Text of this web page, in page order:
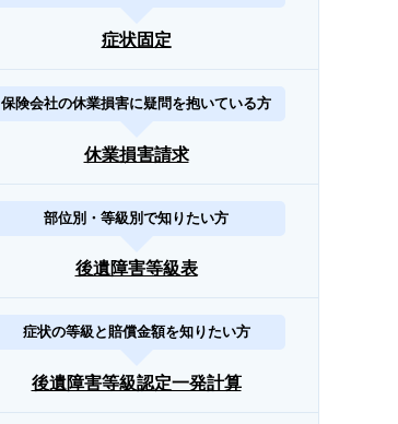
症状固定
保険会社の休業損害に疑問を抱いている方
休業損害請求
部位別・等級別で知りたい方
後遺障害等級表
症状の等級と賠償金額を知りたい方
後遺障害等級認定一発計算